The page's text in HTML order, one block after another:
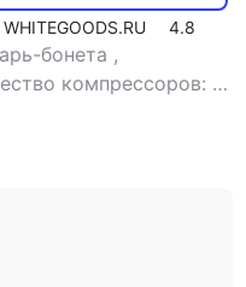
WHITEGOODS.RU 4.8
бонета ,
компрессоров: 1,